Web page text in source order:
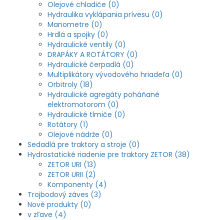
Olejové chladiče (0)
Hydraulika vyklápania prívesu (0)
Manometre (0)
Hrdlá a spojky (0)
Hydraulické ventily (0)
DRAPÁKY A ROTÁTORY (0)
Hydraulické čerpadlá (0)
Multiplikátory vývodového hriadeľa (0)
Orbitroly (18)
Hydraulické agregáty poháňané
elektromotorom (0)
Hydraulické tlmiče (0)
Rotátory (1)
Olejové nádrže (0)
Sedadlá pre traktory a stroje (0)
Hydrostatické riadenie pre traktory ZETOR (38)
ZETOR URI (13)
ZETOR URII (2)
Komponenty (4)
Trojbodový záves (3)
Nové produkty (0)
v zľave (4)